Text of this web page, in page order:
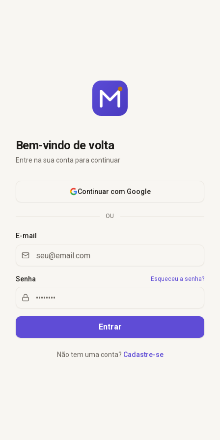
Bem-vindo de volta
Entre na sua conta para continuar
Continuar com Google
OU
E-mail
Senha Esqueceu a senha?
Entrar
Não tem uma conta? Cadastre-se